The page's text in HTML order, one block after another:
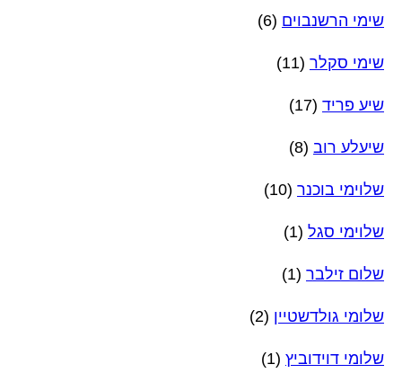
שימי הרשנבוים (6)
שימי סקלר (11)
שיע פריד (17)
שיעלע רוב (8)
שלוימי בוכנר (10)
שלוימי סגל (1)
שלום זילבר (1)
שלומי גולדשטיין (2)
שלומי דוידוביץ (1)